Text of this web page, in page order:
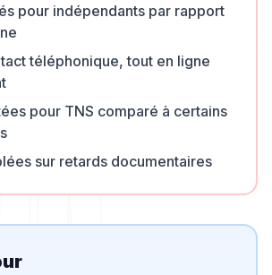
pour indépendants par rapport
téléphonique, tout en ligne
pour TNS comparé à certains
sur retards documentaires